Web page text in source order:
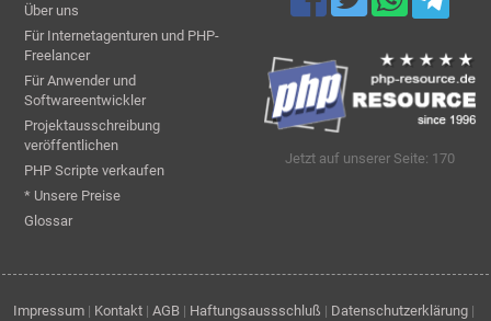
Über uns
Für Internetagenturen und PHP-
Freelancer
Für Anwender und
Softwareentwickler
Projektausschreibung
veröffentlichen
PHP Scripte verkaufen
* Unsere Preise
Glossar
Jetzt auf unserer Seite: 170
Impressum | Kontakt | AGB | Haftungsaussschluß | Datenschutzerklärung |